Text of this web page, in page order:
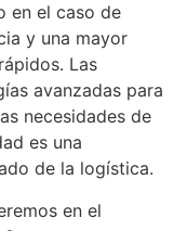
en el caso de
y una mayor
Las
avanzadas para
necesidades de
es una
de la logística.
en el